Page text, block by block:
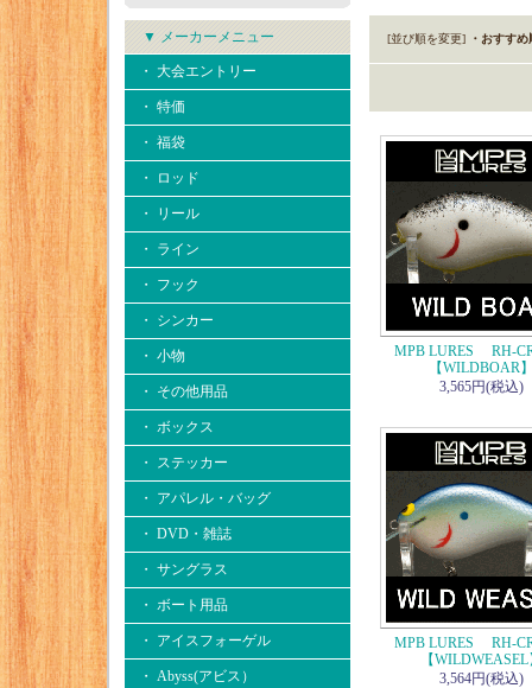
▼ メーカーメニュー
・ 大会エントリー
・ 特価
・ 福袋
・ ロッド
・ リール
・ ライン
・ フック
・ シンカー
・ 小物
・ その他用品
・ ボックス
・ ステッカー
・ アパレル・バッグ
・ DVD・雑誌
・ サングラス
・ ボート用品
・ アイスフォーゲル
・ Abyss(アビス）
[並び順を変更] ・おすすめ
MPB LURES RH-
【WILDBOAR
3,565円(税込)
MPB LURES RH-
【WILDWEASEL
3,564円(税込)